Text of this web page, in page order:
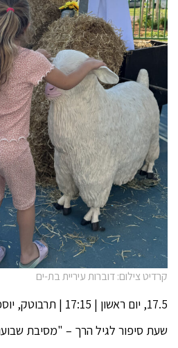
קרדיט צילום: דוברות עיריית בת-ים
17.5, יום ראשון | 17:15 | תרבוטק, יוספטל 98
שעת סיפור לגיל הרך – "מסיבת